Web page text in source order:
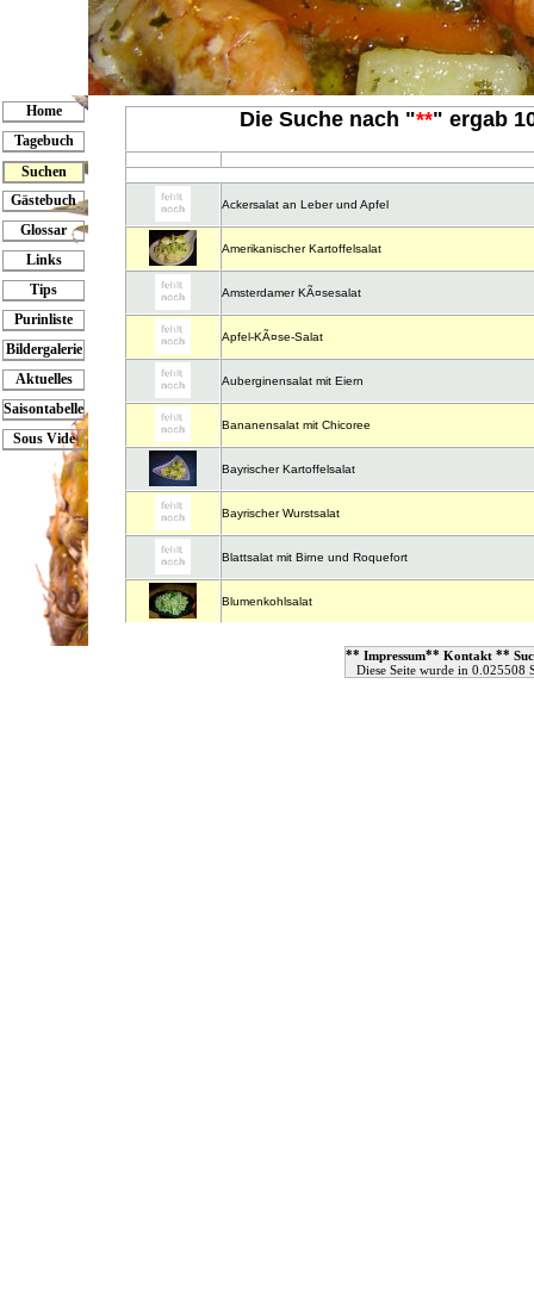
Home
Tagebuch
Suchen
Gästebuch
Glossar
Links
Tips
Purinliste
Bildergalerie
Aktuelles
Saisontabelle
Sous Vide
Die Suche nach "**" ergab
Ackersalat an Leber und Apfel
Amerikanischer Kartoffelsalat
Amsterdamer KÃ¤sesalat
Apfel-KÃ¤se-Salat
Auberginensalat mit Eiern
Bananensalat mit Chicoree
Bayrischer Kartoffelsalat
Bayrischer Wurstsalat
Blattsalat mit Birne und Roquefort
Blumenkohlsalat
** Impressum** Kontakt **
Diese Seite wurde in 0.025508